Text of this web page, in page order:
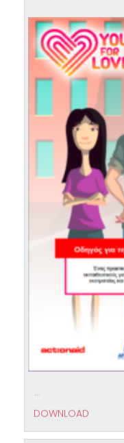
...
DOWNLOAD